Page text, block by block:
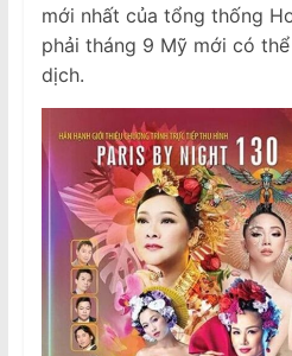
mới nhất của tổng thống
phải tháng 9 Mỹ mới có
dịch.